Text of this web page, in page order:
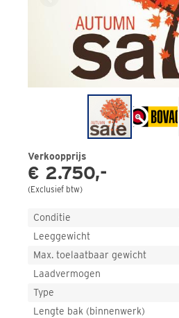
Verkoopprijs
€ 2.750,-
(Exclusief btw)
Conditie
Leeggewicht
Max. toelaatbaar gewicht
Laadvermogen
Type
Lengte bak (binnenwerk)